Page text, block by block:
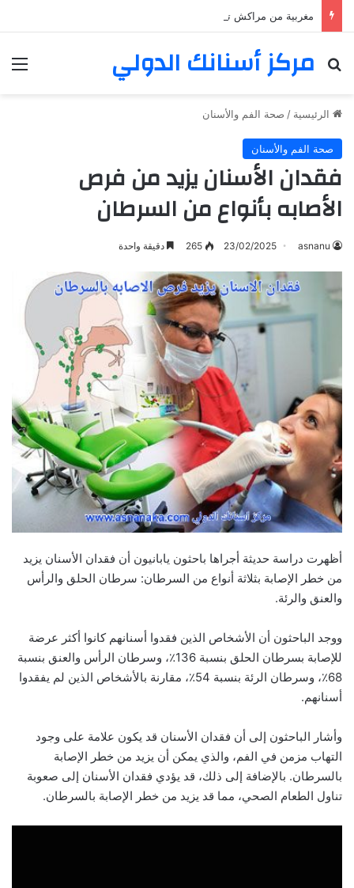
مغربية من مراكش تعيش في فرنسا ركبت أبتسامة هوليود
مركز أسنانك الدولي
بحث عن
الرئيسية / صحة الفم والأسنان
صحة الفم والأسنان
فقدان الأسنان يزيد من فرص
الأصابه بأنواع من السرطان
asnanu
23/02/2025
265 دقيقة واحدة
أظهرت دراسة حديثة أجراها باحثون يابانيون أن فقدان الأسنان يزيد
من خطر الإصابة بثلاثة أنواع من السرطان: سرطان الحلق والرأس
والعنق والرئة.
ووجد الباحثون أن الأشخاص الذين فقدوا أسنانهم كانوا أكثر عرضة
للإصابة بسرطان الحلق بنسبة 136٪، وسرطان الرأس والعنق بنسبة
68٪، وسرطان الرئة بنسبة 54٪، مقارنة بالأشخاص الذين لم يفقدوا
أسنانهم.
وأشار الباحثون إلى أن فقدان الأسنان قد يكون علامة على وجود
التهاب مزمن في الفم، والذي يمكن أن يزيد من خطر الإصابة
بالسرطان. بالإضافة إلى ذلك، قد يؤدي فقدان الأسنان إلى صعوبة
تناول الطعام الصحي، مما قد يزيد من خطر الإصابة بالسرطان.